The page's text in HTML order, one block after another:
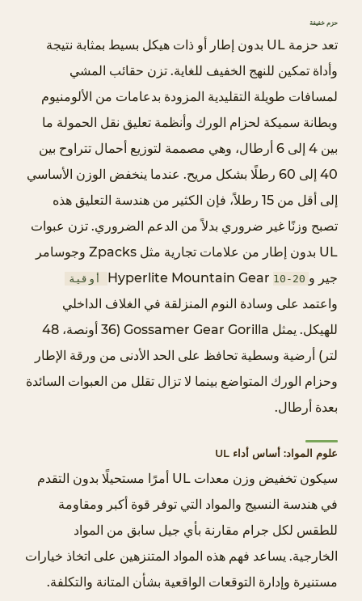
ك
0
ه
ز
ل
ط
خ
حزم خفيفة
تعد حزمة UL بدون إطار أو ذات هيكل بسيط بمثابة نتيجة
وأداة تمكين للنهج الخفيف للغاية. تزن حقائب المشي
لمسافات طويلة التقليدية المزودة بدعامات من الألومنيوم
وبطانة سميكة لحزام الورك وأنظمة تعليق نقل الحمولة ما
بين 4 إلى 6 أرطال، وهي مصممة لتوزيع أحمال تتراوح بين
40 إلى 60 رطلًا بشكل مريح. عندما ينخفض ​​الوزن الأساسي
إلى أقل من 15 رطلاً، فإن الكثير من هندسة التعليق هذه
تصبح وزنًا غير ضروري بدلاً من الدعم الضروري. تزن عبوات
UL بدون إطار من علامات تجارية مثل Zpacks وجوسامر
جير وHyperlite Mountain Gear 10-20 أوقية
واعتمد على وسادة النوم المنزلقة في الغلاف الداخلي
للهيكل. يمثل Gossamer Gear Gorilla (36 أونصة، 48
لتر) أرضية وسطية تحافظ على الحد الأدنى من ورقة الإطار
وحزام الورك المتواضع بينما لا تزال تقلل من العبوات السائدة
بعدة أرطال.
علوم المواد: أساس أداء UL
سيكون تخفيض وزن معدات UL أمرًا مستحيلًا بدون التقدم
في هندسة النسيج والمواد التي توفر قوة أكبر ومقاومة
للطقس لكل جرام مقارنة بأي جيل سابق من المواد
الخارجية. يساعد فهم هذه المواد المتنزهين على اتخاذ خيارات
مستنيرة وإدارة التوقعات الواقعية بشأن المتانة والتكلفة.